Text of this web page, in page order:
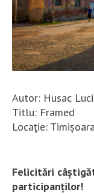
Autor: Husac
Titlu: Framed
Locaţie: Timișoara
Felicitări
participanților!